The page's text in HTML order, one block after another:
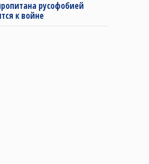
русофобией
к войне